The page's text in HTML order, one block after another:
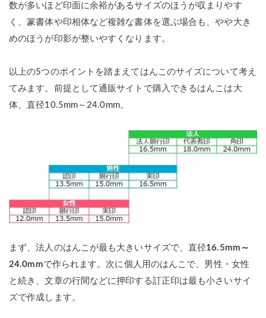
数が多いほど印面に余裕があるサイズのほうが収まりやす
く、篆書体や印相体など複雑な書体を選ぶ場合も、やや大き
めのほうが印影が整いやすくなります。
以上の5つのポイントを踏まえてはんこのサイズについて考え
てみます。前提として通販サイトで購入できるはんこは大
体、直径10.5mm～24.0mm。
まず、法人のはんこが最も大きいサイズで、直径16.5mm～
24.0mmで作られます。次に個人用のはんこで、男性・女性
と続き、文章の行間などに押印する訂正印は最も小さいサイ
ズで作成します。